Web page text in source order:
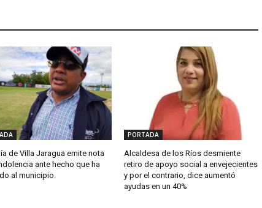
de Villa Jaragua emite nota
ante hecho que ha
al municipio.
PORTADA
Alcaldesa de los Ríos desmiente
retiro de apoyo social a envejecientes
y por el contrario, dice aumentó
ayudas en un 40%